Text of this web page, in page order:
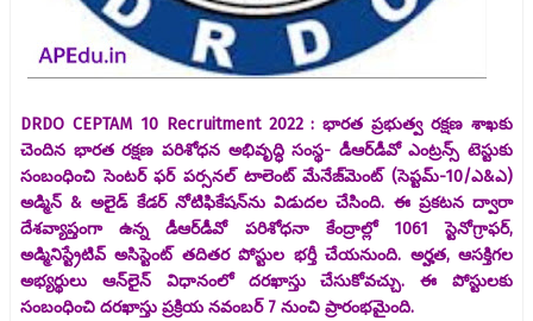
DRDO CEPTAM 10 Recruitment 2022 : భారత ప్రభుత్వ రక్షణ శాఖకు
చెందిన భారత రక్షణ పరిశోధన అభివృద్ధి సంస్థ- డీఆర్‌డీవో ఎంట్రన్స్‌ టెస్టుకు
సంబంధించి సెంటర్ ఫర్ పర్సనల్ టాలెంట్ మేనేజ్‌మెంట్ (సెప్టమ్‌-10/ఎ&ఎ)
అడ్మిన్ & అలైడ్ కేడర్ నోటిఫికేషన్‌ను విడుదల చేసింది. ఈ ప్రకటన ద్వారా
దేశవ్యాప్తంగా ఉన్న డీఆర్‌డీవో పరిశోధనా కేంద్రాల్లో 1061 స్టెనోగ్రాఫర్‌,
అడ్మినిస్ట్రేటివ్‌ అసిస్టెంట్‌ తదితర పోస్టుల భర్తీ చేయనుంది. అర్హత, ఆసక్తిగల
అభ్యర్థులు ఆన్‌లైన్‌ విధానంలో దరఖాస్తు చేసుకోవచ్చు. ఈ పోస్టులకు
సంబంధించి దరఖాస్తు ప్రక్రియ నవంబర్‌ 7 నుంచి ప్రారంభమైంది.